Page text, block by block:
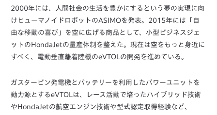
2000年には、人間社会の生活を豊かにするという夢の実現に向
けヒューマノイドロボットのASIMOを発表。2015年には「自
由な移動の喜び」を空に広げる商品として、小型ビジネスジェ
ットのHondaJetの量産体制を整えた。現在は空をもっと身近に
すべく、電動垂直離着陸機のeVTOLの開発を進めている。
ガスタービン発電機とバッテリーを利用したパワーユニットを
動力源とするeVTOLは、レース活動で培ったハイブリッド技術
やHondaJetの航空エンジン技術や型式認定取得経験など、